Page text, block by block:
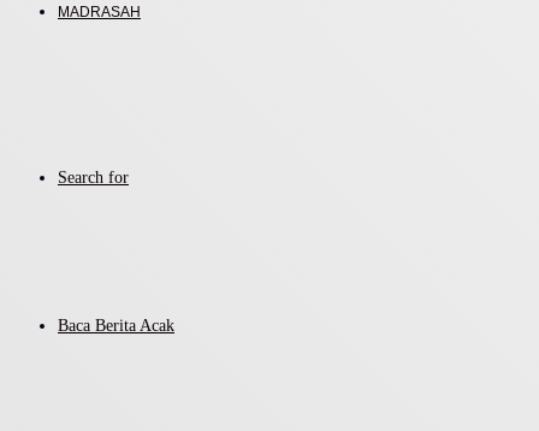
MADRASAH
Search for
Baca Berita Acak